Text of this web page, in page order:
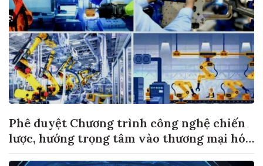
Phê duyệt Chương trình công nghệ chiến
lược, hướng trọng tâm vào thương mại hóa